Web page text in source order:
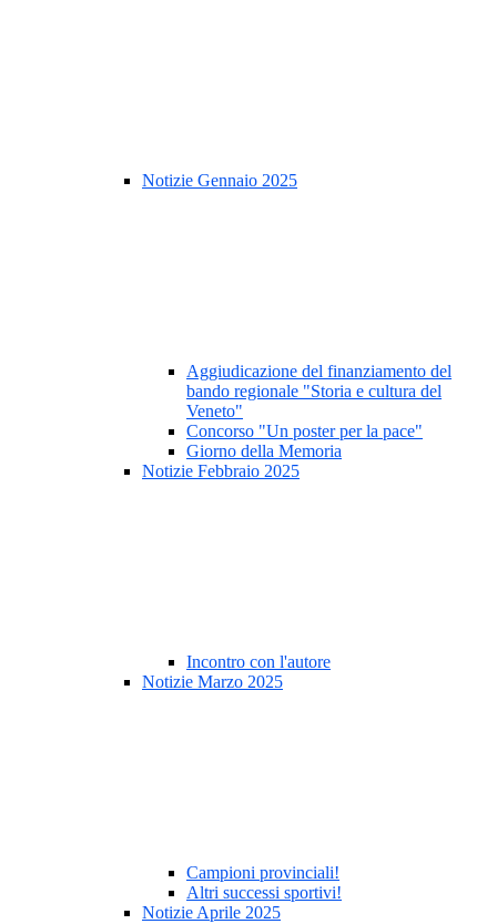
Notizie Gennaio 2025
Aggiudicazione del finanziamento del
bando regionale "Storia e cultura del
Veneto"
Concorso "Un poster per la pace"
Giorno della Memoria
Notizie Febbraio 2025
Incontro con l'autore
Notizie Marzo 2025
Campioni provinciali!
Altri successi sportivi!
Notizie Aprile 2025